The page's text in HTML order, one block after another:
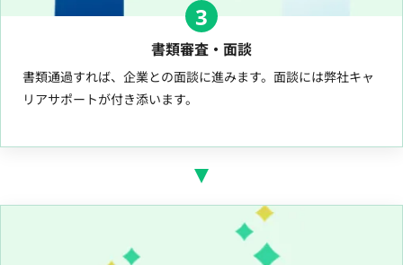
3
書類審査・面談
書類通過すれば、企業との面談に進みます。面談には弊社キャ
リアサポートが付き添います。